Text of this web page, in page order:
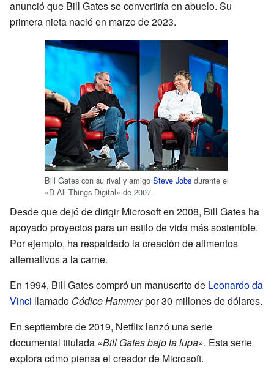
anunció que Bill Gates se convertiría en abuelo. Su
primera nieta nació en marzo de 2023.
Bill Gates con su rival y amigo Steve Jobs durante el
«D-All Things Digital» de 2007.
Desde que dejó de dirigir Microsoft en 2008, Bill Gates ha
apoyado proyectos para un estilo de vida más sostenible.
Por ejemplo, ha respaldado la creación de alimentos
alternativos a la carne.
En 1994, Bill Gates compró un manuscrito de Leonardo da
Vinci llamado Códice Hammerpor 30 millones de dólares.
En septiembre de 2019, Netflix lanzó una serie
documental titulada «Bill Gates bajo la lupa». Esta serie
explora cómo piensa el creador de Microsoft.